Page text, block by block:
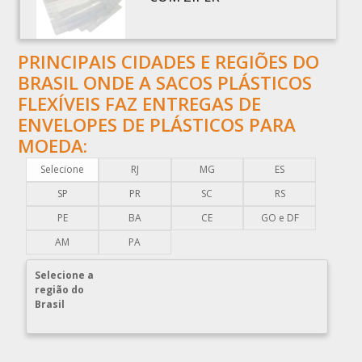
BOBINAS PLÁSTICAS PICOTADAS
BOBINAS PLÁSTICAS RECICLADAS
BOBINAS PLÁSTICAS TÉCNICAS
CAIXA EMBALAGEM PLÁSTICA TRANSPARENTE
CAPA PLÁSTICA PARA DOCUMENTOS
CAPA PLÁSTICA PARA PALLET
COMERCIO DE EMBALAGENS PLÁSTICAS
COMPRAR ENVELOPE PLÁSTICO CORREIOS
COMPRAR ENVELOPE PLÁSTICO DE CORREIO
COMPRAR ENVELOPE PLÁSTICO DE SEGURANÇA
COMPRAR PLÁSTICO BOLHA
PRINCIPAIS CIDADES E REGIÕES DO
BRASIL ONDE A SACOS PLÁSTICOS
FLEXÍVEIS FAZ ENTREGAS DE
ENVELOPES DE PLÁSTICOS PARA
MOEDA:
Selecione RJ MG
ES
SP
PR SC
RS
PE
BA CE
GO e DF
AM
PA
Selecione a
região do
Brasil